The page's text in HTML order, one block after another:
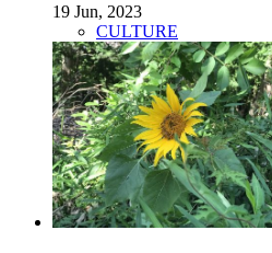
19 Jun, 2023
CULTURE